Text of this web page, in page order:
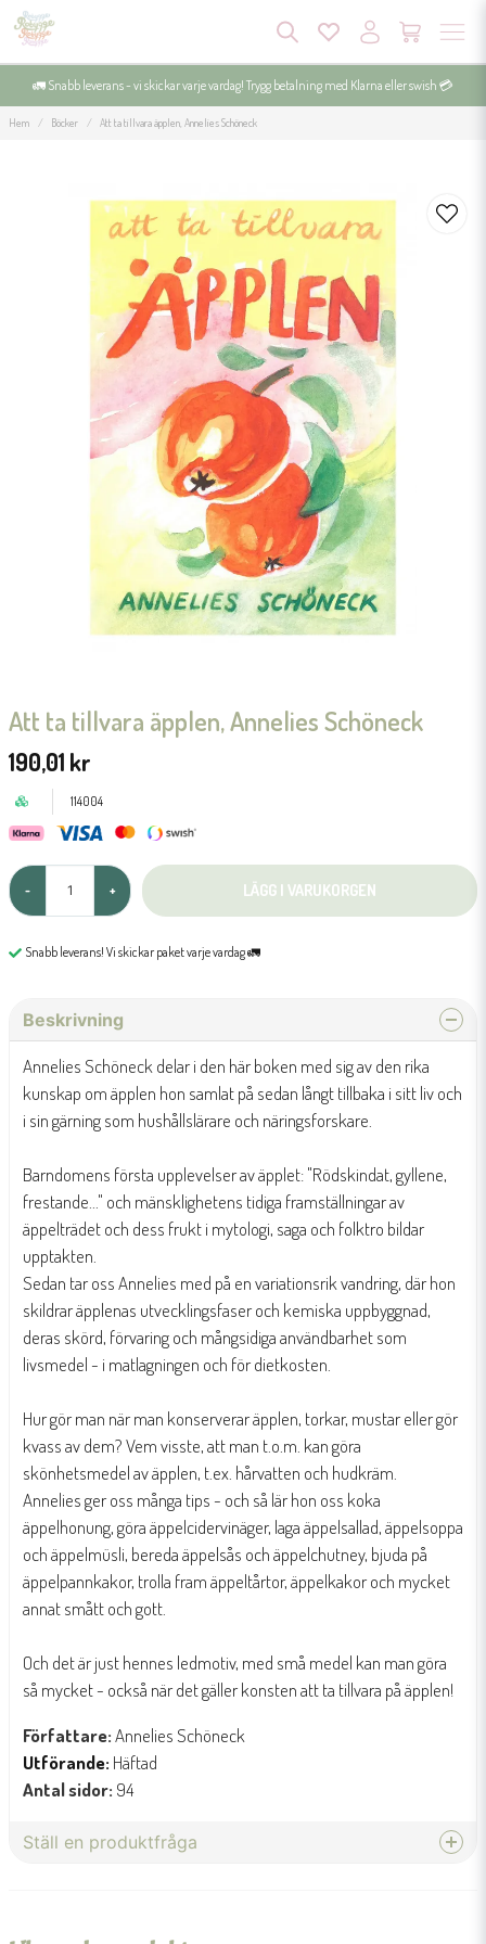
🚛 Snabb leverans - vi skickar varje vardag! Trygg betalning med Klarna eller swish 💳
Hem Böcker Att ta tillvara äpplen, Annelies Schöneck
Att ta tillvara äpplen, Annelies Schöneck
190,01 kr
114004
- + LÄGG I VARUKORGEN
Snabb leverans! Vi skickar paket varje vardag 🚛
Beskrivning
Annelies Schöneck delar i den här boken med sig av den rika
kunskap om äpplen hon samlat på sedan långt tillbaka i sitt liv och
i sin gärning som hushållslärare och näringsforskare.
Barndomens första upplevelser av äpplet: "Rödskindat, gyllene,
frestande..." och mänsklighetens tidiga framställningar av
äppelträdet och dess frukt i mytologi, saga och folktro bildar
upptakten.
Sedan tar oss Annelies med på en variationsrik vandring, där hon
skildrar äpplenas utvecklingsfaser och kemiska uppbyggnad,
deras skörd, förvaring och mångsidiga användbarhet som
livsmedel - i matlagningen och för dietkosten.
Hur gör man när man konserverar äpplen, torkar, mustar eller gör
kvass av dem? Vem visste, att man t.o.m. kan göra
skönhetsmedel av äpplen, t.ex. hårvatten och hudkräm.
Annelies ger oss många tips - och så lär hon oss koka
äppelhonung, göra äppelcidervinäger, laga äppelsallad, äppelsoppa
och äppelmüsli, bereda äppelsås och äppelchutney, bjuda på
äppelpannkakor, trolla fram äppeltårtor, äppelkakor och mycket
annat smått och gott.
Och det är just hennes ledmotiv, med små medel kan man göra
så mycket - också när det gäller konsten att ta tillvara på äpplen!
Författare:Annelies Schöneck
Utförande: Häftad
Antal sidor: 94
Ställ en produktfråga